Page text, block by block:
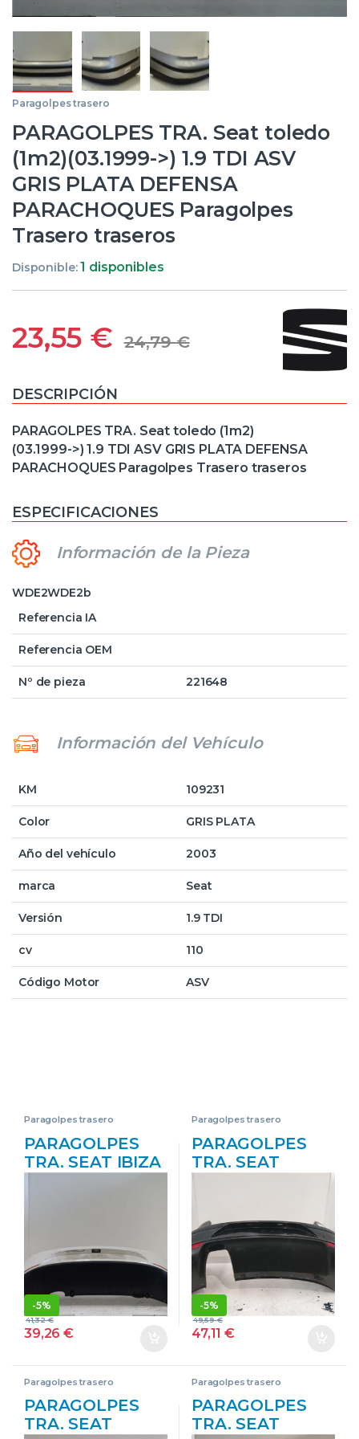
Paragolpes trasero
PARAGOLPES TRA. Seat toledo
(1m2)(03.1999->) 1.9 TDI ASV
GRIS PLATA DEFENSA
PARACHOQUES Paragolpes
Trasero traseros
Disponible:1 disponibles
23,55 € 24,79€
DESCRIPCIÓN
PARAGOLPES TRA. Seat toledo (1m2)
(03.1999->) 1.9 TDI ASV GRIS PLATA DEFENSA
PARACHOQUES Paragolpes Trasero traseros
ESPECIFICACIONES
Información de la Pieza
WDE2WDE2b
Referencia IA
Referencia OEM
Nº de pieza 221648
Información del Vehículo
KM 109231
Color GRIS PLATA
Año del vehículo 2003
marca Seat
Versión 1.9 TDI
cv 110
Código Motor ASV
Paragolpes trasero
PARAGOLPES
TRA. SEAT IBIZA
DEFENSA
PARACHOQUES
PARAGOLPES
TRASERO
TRASEROS
-5%
39,26€
41,32€
Paragolpes trasero
PARAGOLPES
TRA. SEAT
ALTEA XL (5P5)
FAMILY [1,4 LTR.
– 92 KW 16V TSI]
CAXC GRIS
DEFENSA
PARACHOQUES
PARAGOLPES
TRASERO
TRASEROS LHY
-5%
47,11€
49,59€
Paragolpes trasero
PARAGOLPES
TRA. SEAT
Paragolpes trasero
PARAGOLPES
TRA. SEAT